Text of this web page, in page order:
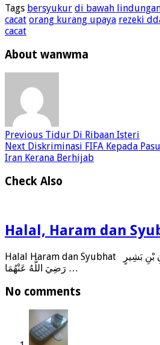
Tags bersyukur di bawah
cacat orang kurang upaya rezeki
cacat
About wanwma
Previous Tidur Di Ribaan Isteri
Next Diskriminasi FIFA Kepada
Iran Kerana Berhijab
Check Also
Halal, Haram dan
Halal Haram dan Syubhat عَنْ أَبِي عَبْدِ اللَّهِ النُّعْمَانِ بْنِ بَشِيرٍ
رَضِيَ اللَّهُ عَنْهُمَا …
No comments